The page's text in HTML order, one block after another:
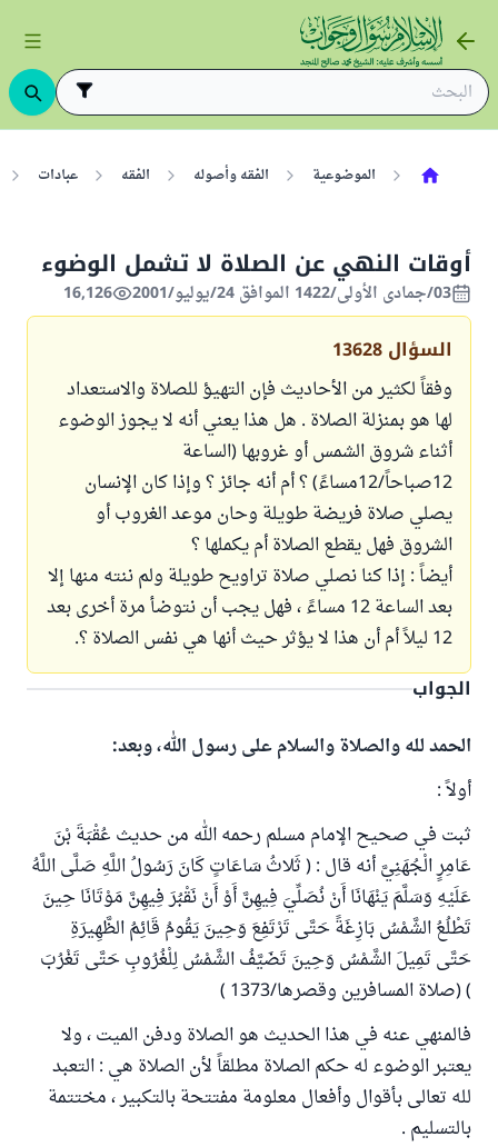
الموضوعية الفقه وأصوله الفقه عبادات
أوقات النهي عن الصلاة لا تشمل الوضوء
03/جمادى الأولى/1422 الموافق 24/يوليو/2001 16,126
السؤال 13628
وفقاً لكثير من الأحاديث فإن التهيؤ للصلاة والاستعداد
لها هو بمنزلة الصلاة . هل هذا يعني أنه لا يجوز الوضوء
أثناء شروق الشمس أو غروبها (الساعة
12صباحاً/12مساءً) ؟ أم أنه جائز ؟ وإذا كان الإنسان
يصلي صلاة فريضة طويلة وحان موعد الغروب أو
الشروق فهل يقطع الصلاة أم يكملها ؟
أيضاً : إذا كنا نصلي صلاة تراويح طويلة ولم ننته منها إلا
بعد الساعة 12 مساءً ، فهل يجب أن نتوضأ مرة أخرى بعد
12 ليلاً أم أن هذا لا يؤثر حيث أنها هي نفس الصلاة ؟.
الجواب
الحمد لله والصلاة والسلام على رسول الله، وبعد:
أولاً :
ثبت في صحيح الإمام مسلم رحمه الله من حديث عُقْبَةَ بْنَ
عَامِرٍ الْجُهَنِيَّ أنه قال : ( ثَلاثُ سَاعَاتٍ كَانَ رَسُولُ اللَّهِ صَلَّى اللَّهُ
عَلَيْهِ وَسَلَّمَ يَنْهَانَا أَنْ نُصَلِّيَ فِيهِنَّ أَوْ أَنْ نَقْبُرَ فِيهِنَّ مَوْتَانَا حِينَ
تَطْلُعُ الشَّمْسُ بَازِغَةً حَتَّى تَرْتَفِعَ وَحِينَ يَقُومُ قَائِمُ الظَّهِيرَةِ
حَتَّى تَمِيلَ الشَّمْسُ وَحِينَ تَضَيَّفُ الشَّمْسُ لِلْغُرُوبِ حَتَّى تَغْرُبَ
) (صلاة المسافرين وقصرها/1373 )
فالمنهي عنه في هذا الحديث هو الصلاة ودفن الميت ، ولا
يعتبر الوضوء له حكم الصلاة مطلقاً لأن الصلاة هي : التعبد
لله تعالى بأقوال وأفعال معلومة مفتتحة بالتكبير ، مختتمة
بالتسليم .